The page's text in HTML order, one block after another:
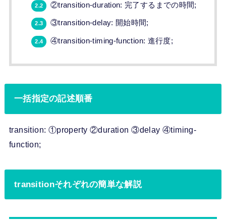
2.2 ②transition-duration: 完了するまでの時間;
2.3 ③transition-delay: 開始時間;
2.4 ④transition-timing-function: 進行度;
一括指定の記述順番
transition: ①property ②duration ③delay ④timing-
function;
transitionそれぞれの簡単な解説